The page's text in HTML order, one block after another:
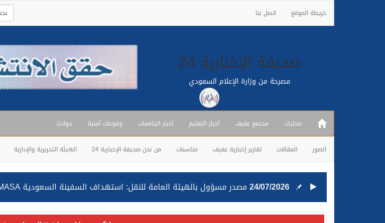
خريطة الموقع اتصل بنا
صحيفة الإخبارية 24
مصرحة من وزارة الإعلام السعودي
محليات مجتمع عفيف أخبار التعليم أخبار الجامعات وقوعات أمنية حوادث
الصور المقالات تقارير إخبارية عفيف مناسبات من نحن صحيفة الإخبارية 24 الهيئة التحريرية والإدارية
24/07/2026مصدر مسؤول بالهيئة العامة للنقل: استهداف السفينة السعودية NCC MASA خلال إبحارها في البحر الأحمر نتج عنه إصابة طفيفة في بدنها
24/07/2026صدور مرسوم ملكي بالموافقة على نظام التعليم العام